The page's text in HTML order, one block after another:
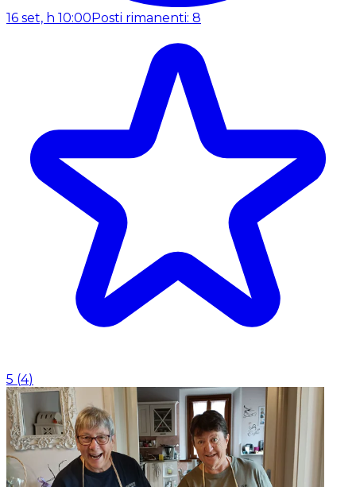
16 set, h 10:00 Posti rimanenti: 8
5 (4)